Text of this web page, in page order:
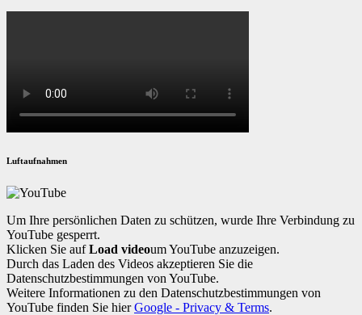
Luftaufnahmen
Um Ihre persönlichen Daten zu schützen, wurde Ihre Verbindung zu
YouTube gesperrt.
Klicken Sie aufLoad videoum YouTube anzuzeigen.
Durch das Laden des Videos akzeptieren Sie die
Datenschutzbestimmungen von YouTube.
Weitere Informationen zu den Datenschutzbestimmungen von
YouTube finden Sie hierGoogle - Privacy & Terms.